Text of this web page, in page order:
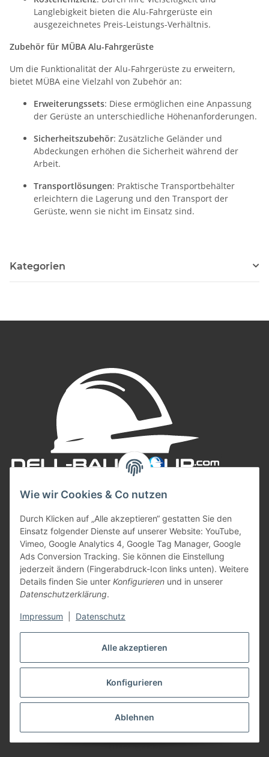
Alle akzeptieren
Konfigurieren
Ablehnen
Wie wir Cookies & Co nutzen
Durch Klicken auf „Alle akzeptieren“ gestatten Sie den
Einsatz folgender Dienste auf unserer Website: YouTube,
Vimeo, Google Analytics 4, Google Tag Manager, Google
Ads Conversion Tracking. Sie können die Einstellung
jederzeit ändern (Fingerabdruck-Icon links unten). Weitere
Details finden Sie unter Konfigurieren und in unserer
Datenschutzerklärung.
Impressum Datenschutz
Langlebigkeit bieten die Alu-Fahrgerüste ein
ausgezeichnetes Preis-Leistungs-Verhältnis.
Zubehör für MÜBA Alu-Fahrgerüste
Um die Funktionalität der Alu-Fahrgerüste zu erweitern,
bietet MÜBA eine Vielzahl von Zubehör an:
Erweiterungssets: Diese ermöglichen eine Anpassung
der Gerüste an unterschiedliche Höhenanforderungen.
Sicherheitszubehör: Zusätzliche Geländer und
Abdeckungen erhöhen die Sicherheit während der
Arbeit.
Transportlösungen: Praktische Transportbehälter
erleichtern die Lagerung und den Transport der
Gerüste, wenn sie nicht im Einsatz sind.
Kategorien
Informationen
Gesetzliche Informationen
* Alle Preise inkl. gesetzlicher USt., zzgl.Versand
Google Analytics deaktivierenStatus: Opt-Out-Cookie ist nicht gesetzt